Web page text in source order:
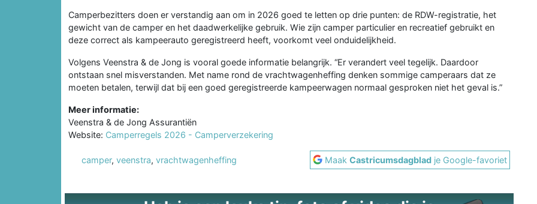
Camperbezitters doen er verstandig aan om in 2026 goed te letten op drie punten: de RDW-registratie, het
gewicht van de camper en het daadwerkelijke gebruik. Wie zijn camper particulier en recreatief gebruikt en
deze correct als kampeerauto geregistreerd heeft, voorkomt veel onduidelijkheid.
Volgens Veenstra & de Jong is vooral goede informatie belangrijk. “Er verandert veel tegelijk. Daardoor
ontstaan snel misverstanden. Met name rond de vrachtwagenheffing denken sommige camperaars dat ze
moeten betalen, terwijl dat bij een goed geregistreerde kampeerwagen normaal gesproken niet het geval is.”
Meer informatie:
Veenstra & de Jong Assurantiën
Website: Camperregels 2026 - Camperverzekering
camper, veenstra, vrachtwagenheffing MaakCastricumsdagblad je Google-favoriet